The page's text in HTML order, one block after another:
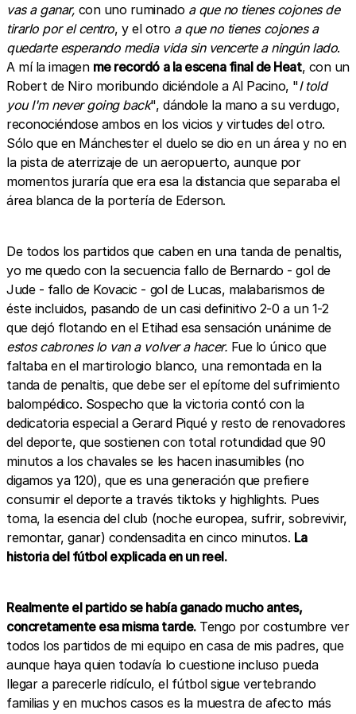
vas a ganar, con uno ruminado a que no tienes cojones de
tirarlo por el centro, y el otro a que no tienes cojones a
quedarte esperando media vida sin vencerte a ningún lado.
A mí la imagen me recordó a la escena final de Heat, con un
Robert de Niro moribundo diciéndole a Al Pacino, "I told
you I'm never going back", dándole la mano a su verdugo,
reconociéndose ambos en los vicios y virtudes del otro.
Sólo que en Mánchester el duelo se dio en un área y no en
la pista de aterrizaje de un aeropuerto, aunque por
momentos juraría que era esa la distancia que separaba el
área blanca de la portería de Ederson.
De todos los partidos que caben en una tanda de penaltis,
yo me quedo con la secuencia fallo de Bernardo - gol de
Jude - fallo de Kovacic - gol de Lucas, malabarismos de
éste incluidos, pasando de un casi definitivo 2-0 a un 1-2
que dejó flotando en el Etihad esa sensación unánime de
estos cabrones lo van a volver a hacer. Fue lo único que
faltaba en el martirologio blanco, una remontada en la
tanda de penaltis, que debe ser el epítome del sufrimiento
balompédico. Sospecho que la victoria contó con la
dedicatoria especial a Gerard Piqué y resto de renovadores
del deporte, que sostienen con total rotundidad que 90
minutos a los chavales se les hacen inasumibles (no
digamos ya 120), que es una generación que prefiere
consumir el deporte a través tiktoks y highlights. Pues
toma, la esencia del club (noche europea, sufrir, sobrevivir,
remontar, ganar) condensadita en cinco minutos. La
historia del fútbol explicada en un reel.
Realmente el partido se había ganado mucho antes,
concretamente esa misma tarde.Tengo por costumbre ver
todos los partidos de mi equipo en casa de mis padres, que
aunque haya quien todavía lo cuestione incluso pueda
llegar a parecerle ridículo, el fútbol sigue vertebrando
familias y en muchos casos es la muestra de afecto más